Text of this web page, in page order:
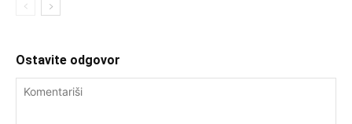
Ostavite odgovor